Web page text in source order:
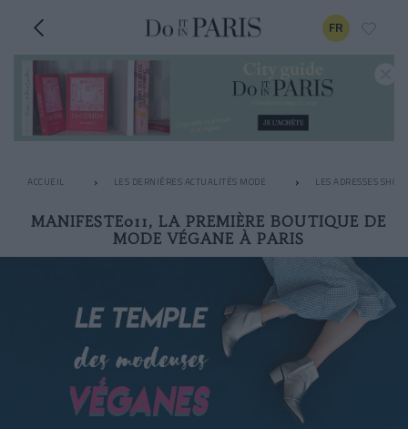
FR
ACCUEIL LES DERNIÈRES ACTUALITÉS MODE LES ADRESSES
MANIFESTE011, LA PREMIÈRE BOUTIQUE DE
MODE VÉGANE À PARIS